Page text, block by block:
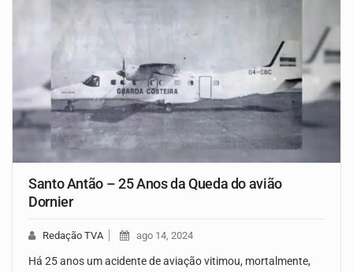
Santo Antão – 25 Anos da Queda do avião
Dornier
Redação TVA ago 14, 2024
Há 25 anos um acidente de aviação vitimou, mortalmente,